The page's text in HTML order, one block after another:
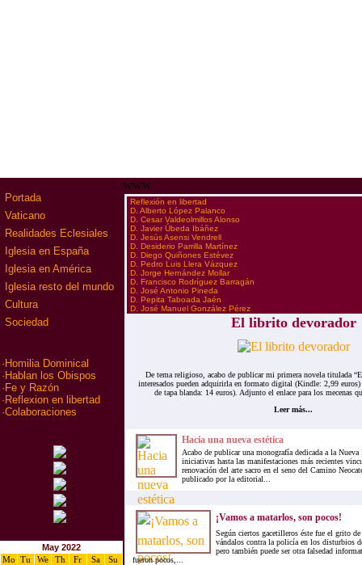
Portada
Vaticano
Realidades Eclesiales
Iglesia en España
Iglesia en América
Iglesia resto del mundo
Cultura
Sociedad
· Homilia Dominical
· Hablan los Obispos
· Fe y Razón
· Reflexion en libertad
·Colaboraciones
May 2022
Mo
Tu We Th Fr Sa
Su
www
·Reflexión en libertad
·D. Alberto López Palanco
·D. Cesar Valdeolmillos Alonso
·D. Javier Úbeda Ibáñez
·D. Jesús Asensi Vendrell
·D. Desiderio Parrilla Martínez
·D. Diego Quiñones Estévez
·D. Pedro Luis Llera Vázquez
·D. Jorge Hernández Mollar
·D. Francisco Rodríguez Barragán
·D. José Antonio Pineda
·D. Pepita Taboada Jaén
·D. José Manuel González Pérez
El librito devorador
De tema religioso, acabo de publicar mi primera novela titulada
interesados pueden adquirirla en formato digital (Kindle: 2,99
de tapa blanda: 14 euros). Adjunto el enlace para los mecenas
Leer más...
Hacia una nueva estética
Acabo de publicar una monografía dedicada a la Nueva
iniciativas hasta las manifestaciones más recientes
renovación del arte sacro en el seno del Camino
publicado por la editorial...
¡Vamos a matarlos, son pocos!
Según ciertos gacetilleros éste fue el grito
vándalos contra la policía en los disturbios
pero también puede ser otra falsedad
fueron pocos,...